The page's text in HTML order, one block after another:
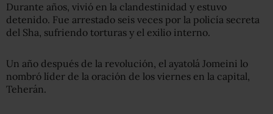
Durante años, vivió en la clandestinidad y estuvo
detenido. Fue arrestado seis veces por la policía secreta
del Sha, sufriendo torturas y el exilio interno.
Un año después de la revolución, el ayatolá Jomeini lo
nombró líder de la oración de los viernes en la capital,
Teherán.